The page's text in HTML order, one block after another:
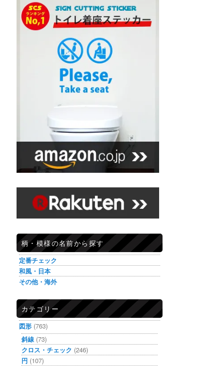
柄・模様の名前から探す
定番チェック
和風・日本
その他・海外
カテゴリー
図形 (763)
斜線 (73)
クロス・チェック (246)
円 (107)